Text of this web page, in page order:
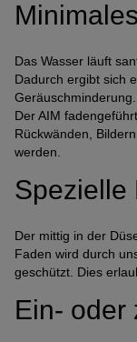
Das Wasser läuft
Dadurch ergibt sich
Geräuschminderung.
Der AIM
Rückwänden,
werden.
Spezielle
Der mittig in der
Faden wird durch
geschützt. Dies
Ein- oder